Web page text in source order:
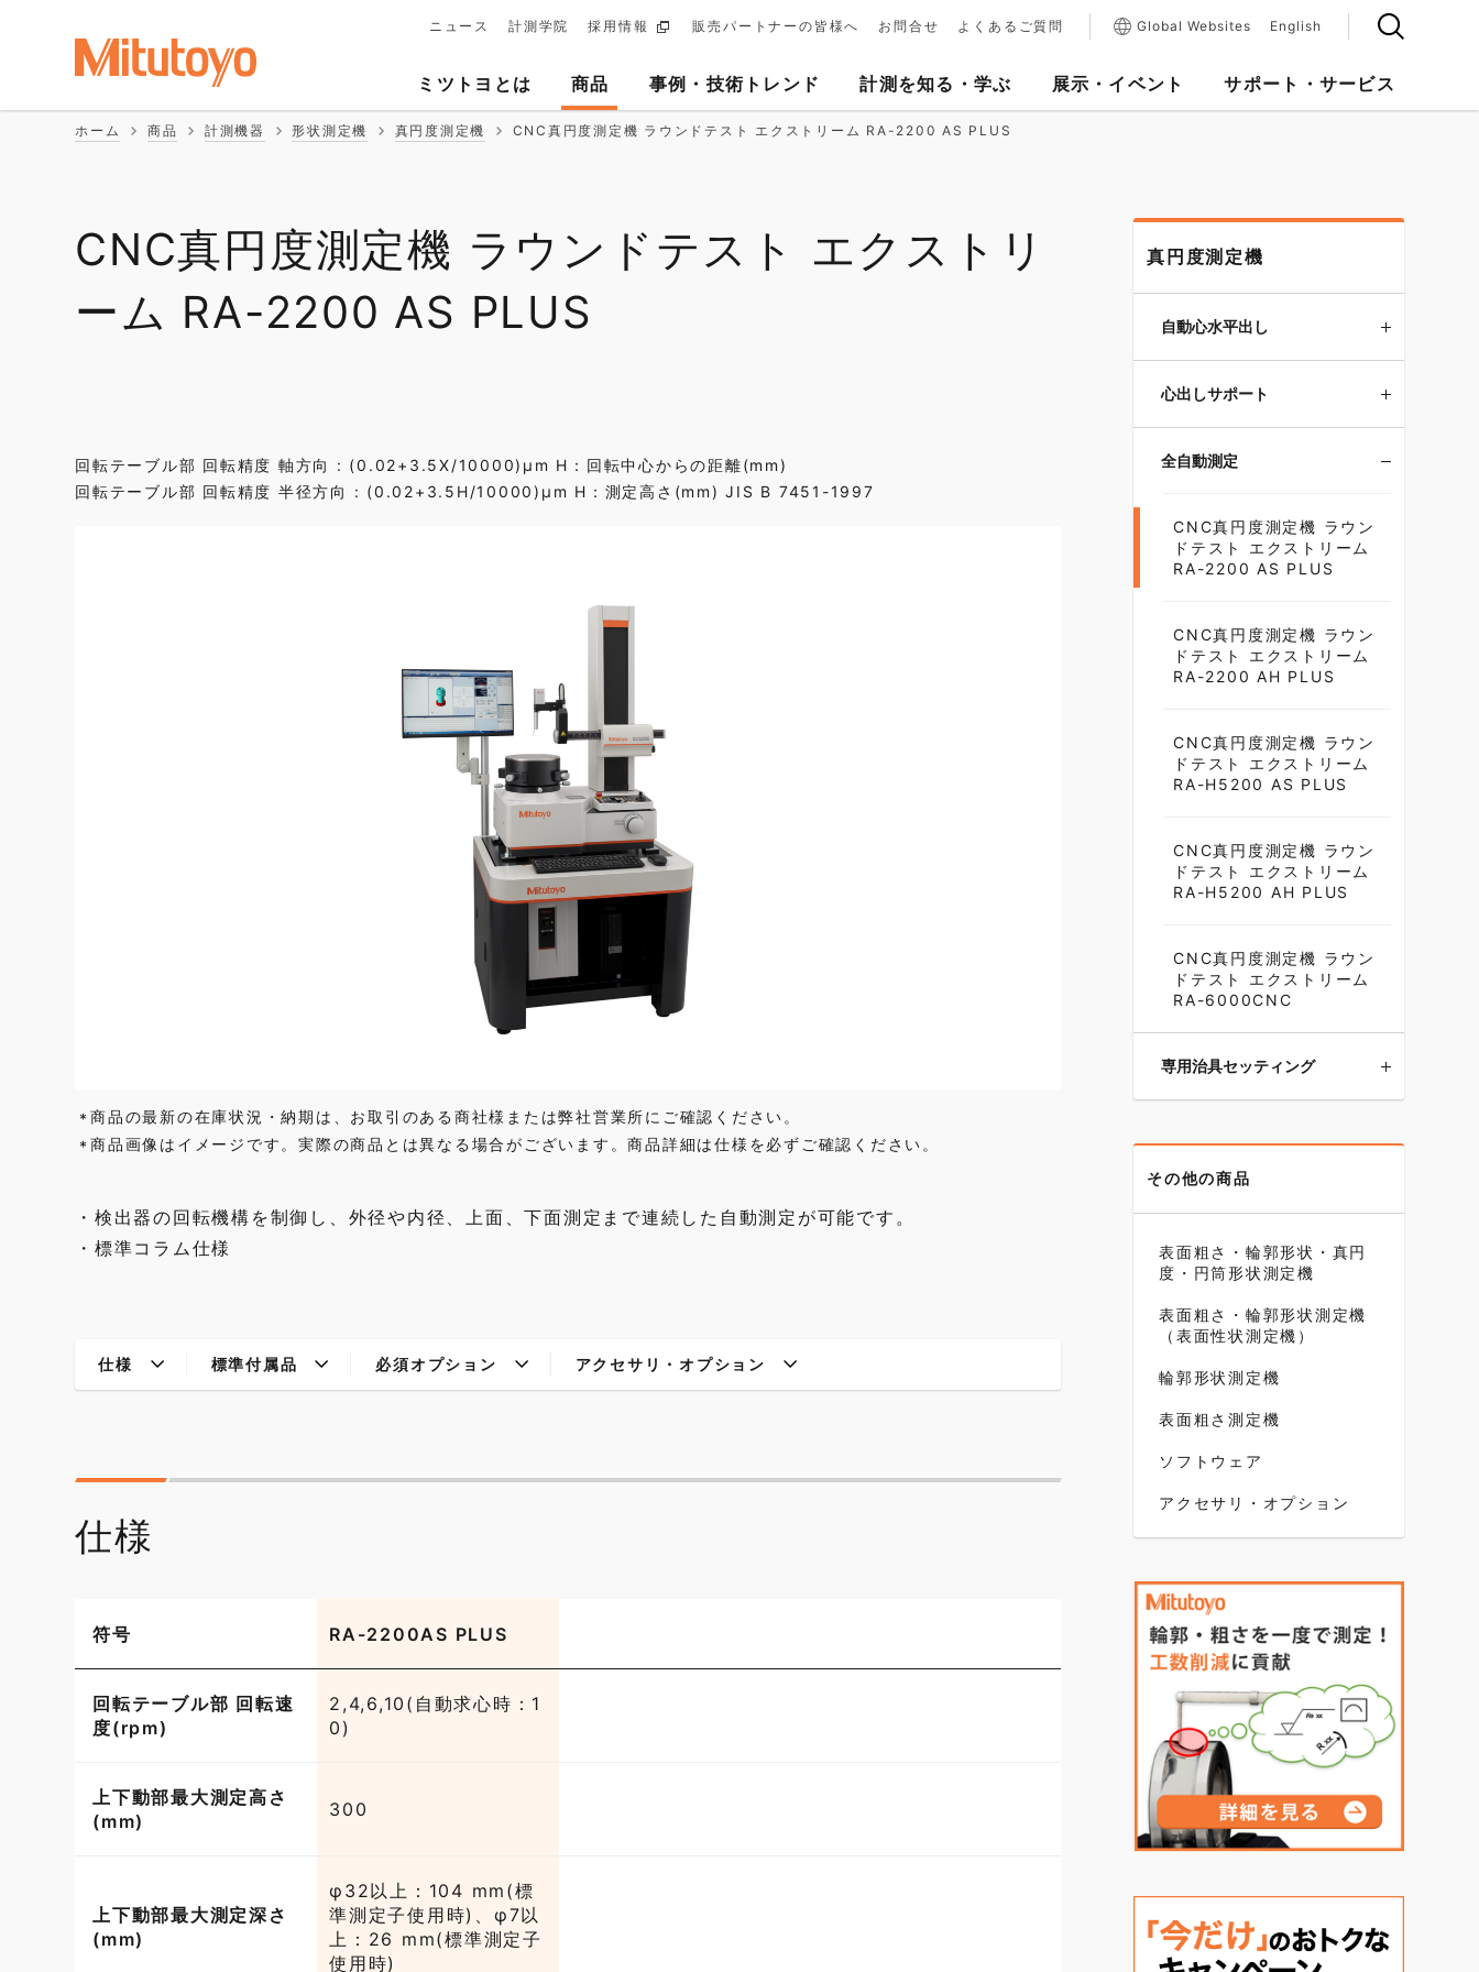
Secondary
Navigation
ミツトヨとは 商品 事例・技術トレンド 計測を知る・学ぶ 展示・イベント サポート・サービス
メ
イ
ン
ビ
ゲ
ニュース 計測学院 採用情報 販売パートナーの皆様へ お問合せ よくあるご質問 Global Websites English
ホーム 商品 計測機器 形状測定機 真円度測定機 CNC真円度測定機 ラウンドテスト エクストリーム RA-2200 AS PLUS
CNC真円度測定機 ラウンドテスト エクストリ
ーム RA-2200 AS PLUS
回転テーブル部 回転精度 軸方向 : (0.02+3.5X/10000)μm H：回転中心からの距離(mm)
回転テーブル部 回転精度 半径方向 : (0.02+3.5H/10000)μm H：測定高さ(mm) JIS B 7451-1997
* 商品の最新の在庫状況・納期は、お取引のある商社様または弊社営業所にご確認ください。
* 商品画像はイメージです。実際の商品とは異なる場合がございます。商品詳細は仕様を必ずご確認ください。
・検出器の回転機構を制御し、外径や内径、上面、下面測定まで連続した自動測定が可能です。
・標準コラム仕様
仕様 標準付属品 必須オプション アクセサリ・オプション
仕様
符号 RA-2200AS PLUS
回転テーブル部 回転速
度(rpm)
2,4,6,10(自動求心時：1
0)
上下動部最大測定高さ
(mm)
300
上下動部最大測定深さ
(mm)
φ32以上：104 mm(標
準測定子使用時)、φ7以
上：26 mm(標準測定子
使用時)
真円度測定機
自動心水平出し
心出しサポート
全自動測定
CNC真円度測定機 ラウン
ドテスト エクストリーム
RA-2200 AS PLUS
CNC真円度測定機 ラウン
ドテスト エクストリーム
RA-2200 AH PLUS
CNC真円度測定機 ラウン
ドテスト エクストリーム
RA-H5200 AS PLUS
CNC真円度測定機 ラウン
ドテスト エクストリーム
RA-H5200 AH PLUS
CNC真円度測定機 ラウン
ドテスト エクストリーム
RA-6000CNC
専用治具セッティング
その他の商品
表面粗さ・輪郭形状・真円
度・円筒形状測定機
表面粗さ・輪郭形状測定機
（表面性状測定機）
輪郭形状測定機
表面粗さ測定機
ソフトウェア
アクセサリ・オプション